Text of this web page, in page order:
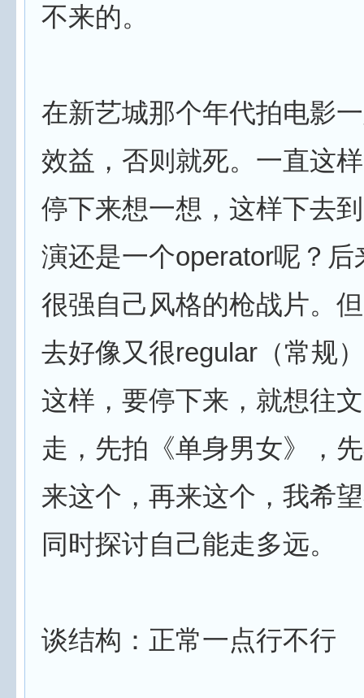
不来的。
在新艺城那个年代拍电影
效益，否则就死。一直这
停下来想一想，这样下去
演还是一个operator呢？后
很强自己风格的枪战片。
去好像又很regular（常规
这样，要停下来，就想往
走，先拍《单身男女》，
来这个，再来这个，我希
同时探讨自己能走多远。
谈结构：正常一点行不行